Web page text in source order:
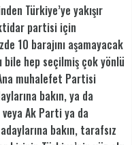
Türkiye’ye yakışır
partisi için
10 barajını aşamayacak
hep seçilmiş çok yönlü
muhalefet Partisi
bakın, ya da
Ak Parti ya da
bakın, tarafsız